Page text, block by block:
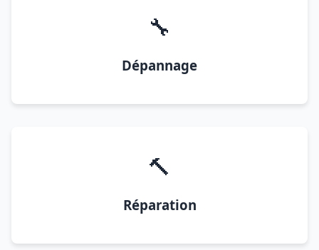
🔧
Dépannage
🔨
Réparation